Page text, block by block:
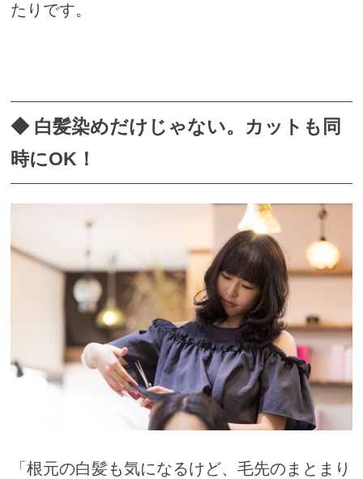
たりです。
◆ 白髪染めだけじゃない。カットも同
時にOK！
「根元の白髪も気になるけど、毛先のまとまり